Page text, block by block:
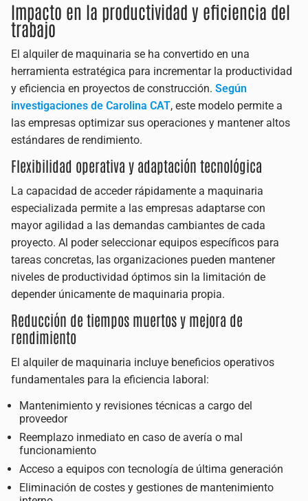
Impacto en la productividad y eficiencia del
trabajo
El alquiler de maquinaria se ha convertido en una
herramienta estratégica para incrementar la productividad
y eficiencia en proyectos de construcción. Según
investigaciones de Carolina CAT, este modelo permite a
las empresas optimizar sus operaciones y mantener altos
estándares de rendimiento.
Flexibilidad operativa y adaptación tecnológica
La capacidad de acceder rápidamente a maquinaria
especializada permite a las empresas adaptarse con
mayor agilidad a las demandas cambiantes de cada
proyecto. Al poder seleccionar equipos específicos para
tareas concretas, las organizaciones pueden mantener
niveles de productividad óptimos sin la limitación de
depender únicamente de maquinaria propia.
Reducción de tiempos muertos y mejora de
rendimiento
El alquiler de maquinaria incluye beneficios operativos
fundamentales para la eficiencia laboral:
Mantenimiento y revisiones técnicas a cargo del
proveedor
Reemplazo inmediato en caso de avería o mal
funcionamiento
Acceso a equipos con tecnología de última generación
Eliminación de costes y gestiones de mantenimiento